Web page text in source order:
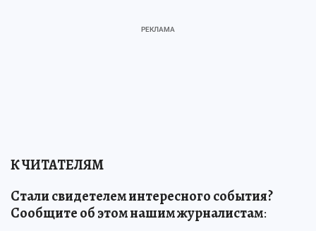
К ЧИТАТЕЛЯМ
Стали свидетелем интересного события?
Сообщите об этом нашим журналистам: